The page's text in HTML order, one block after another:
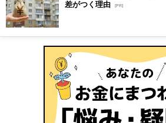
差がつく理由 [PR]